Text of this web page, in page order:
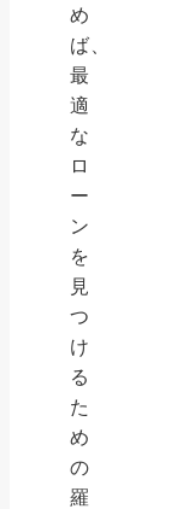
め
ば、
最
適
な
ロ
ー
ン
を
見
つ
け
る
た
め
の
羅